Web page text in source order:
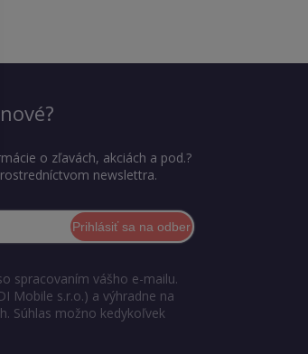
o zľavách, akciách a pod.?
newslettra.
Prihlásiť sa na odber
spracovaním vášho e-mailu.
Mobile s.r.o.) a výhradne na
Súhlas možno kedykoľvek